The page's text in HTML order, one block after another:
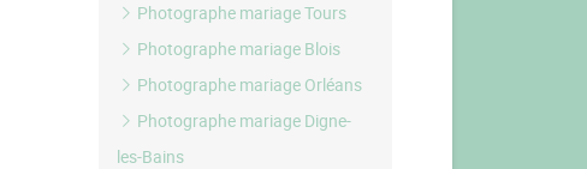
Photographe mariage Tours
Photographe mariage Blois
Photographe mariage Orléans
Photographe mariage Digne-
les-Bains